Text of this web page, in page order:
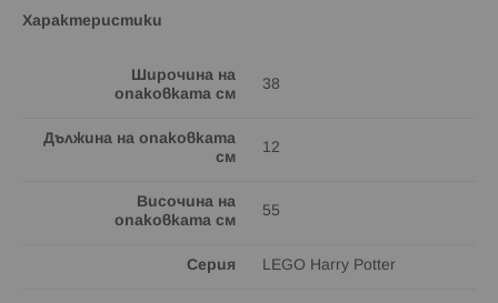
Характеристики
Широчина на
опаковката см
38
Дължина на опаковката
см
12
Височина на
опаковката см
55
Серия LEGO Harry Potter